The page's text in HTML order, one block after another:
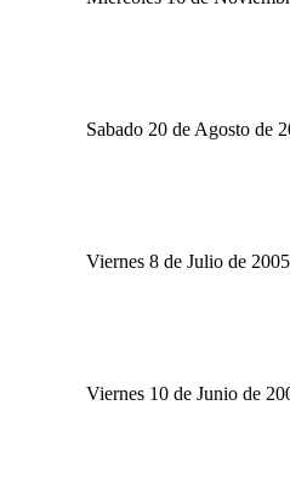
Sabado 20 de Agosto de
Viernes 8 de Julio de 2005
Viernes 10 de Junio de